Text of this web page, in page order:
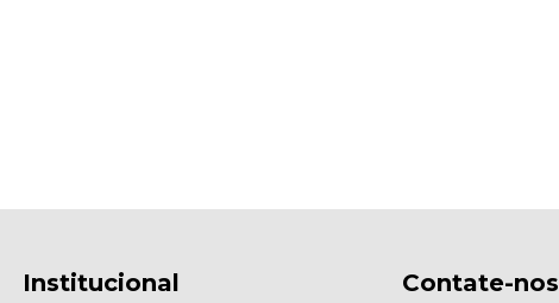
Institucional Contate-nos